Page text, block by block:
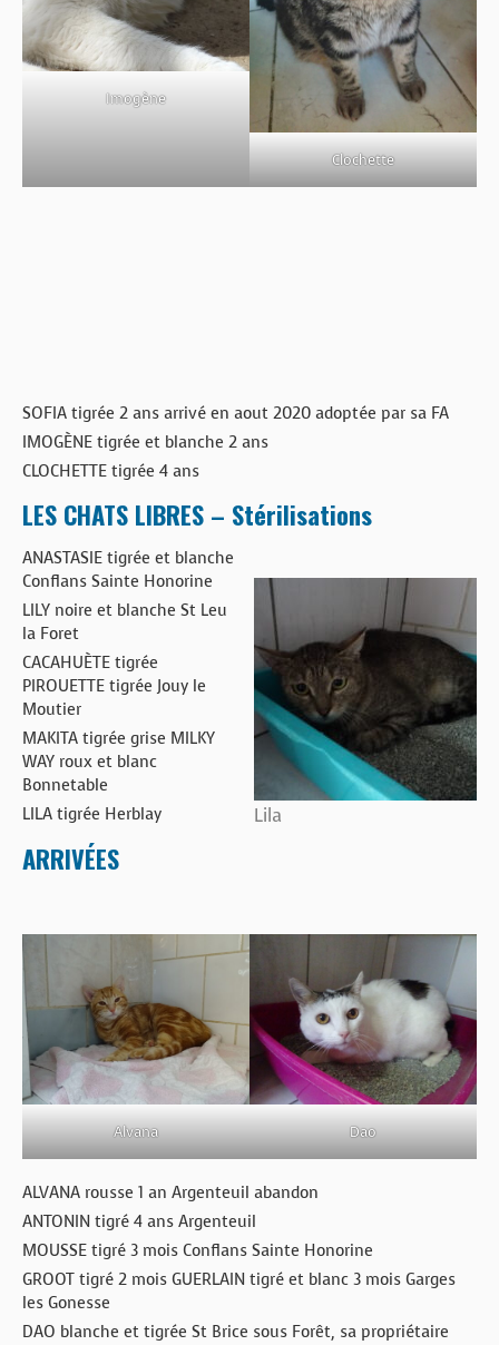
Imogène
Clochette
SOFIA tigrée 2 ans arrivé en aout 2020 adoptée par sa FA
IMOGÈNE tigrée et blanche 2 ans
CLOCHETTE tigrée 4 ans
LES CHATS LIBRES – Stérilisations
Lila
ANASTASIE tigrée et blanche
Conflans Sainte Honorine
LILY noire et blanche St Leu
la Foret
CACAHUÈTE tigrée
PIROUETTE tigrée Jouy le
Moutier
MAKITA tigrée grise MILKY
WAY roux et blanc
Bonnetable
LILA tigrée Herblay
ARRIVÉES
Alvana Dao
ALVANA rousse 1 an Argenteuil abandon
ANTONIN tigré 4 ans Argenteuil
MOUSSE tigré 3 mois Conflans Sainte Honorine
GROOT tigré 2 mois GUERLAIN tigré et blanc 3 mois Garges
les Gonesse
DAO blanche et tigrée St Brice sous Forêt, sa propriétaire